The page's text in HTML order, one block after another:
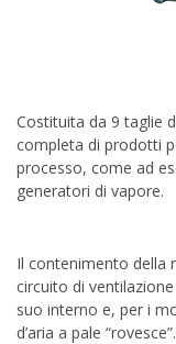
Costituita da 9 taglie
completa di prodotti
processo, come ad
generatori di vapore.
Il contenimento della
circuito di
suo interno e, per i
d’aria a pale “rovesce”.